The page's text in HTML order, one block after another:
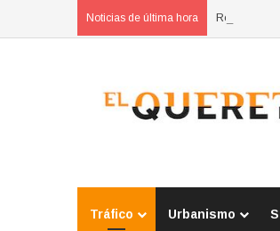
Noticias de última hora Reporta
Tráfico Urbanismo